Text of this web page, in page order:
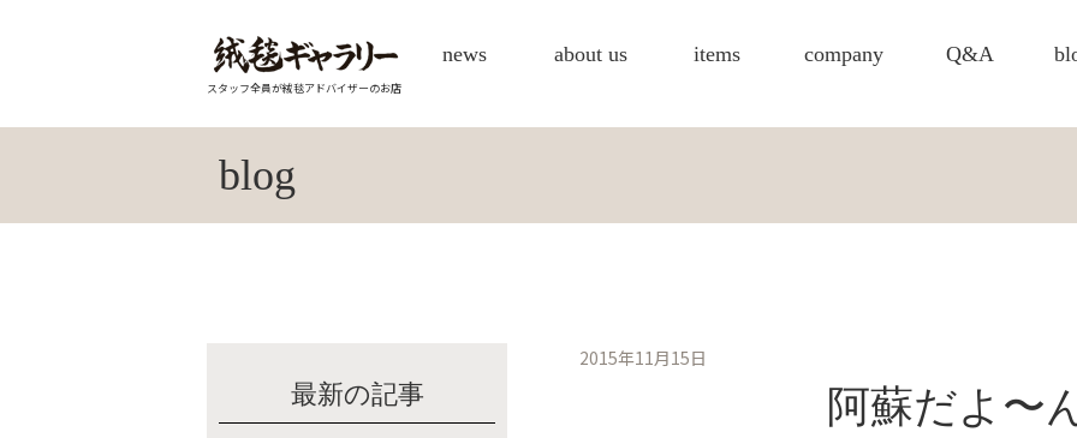
スタッフ全員が絨毯アドバイザーのお店
news about us items company Q&A
blog
最新の記事
2015年11月15日
阿蘇だよ〜